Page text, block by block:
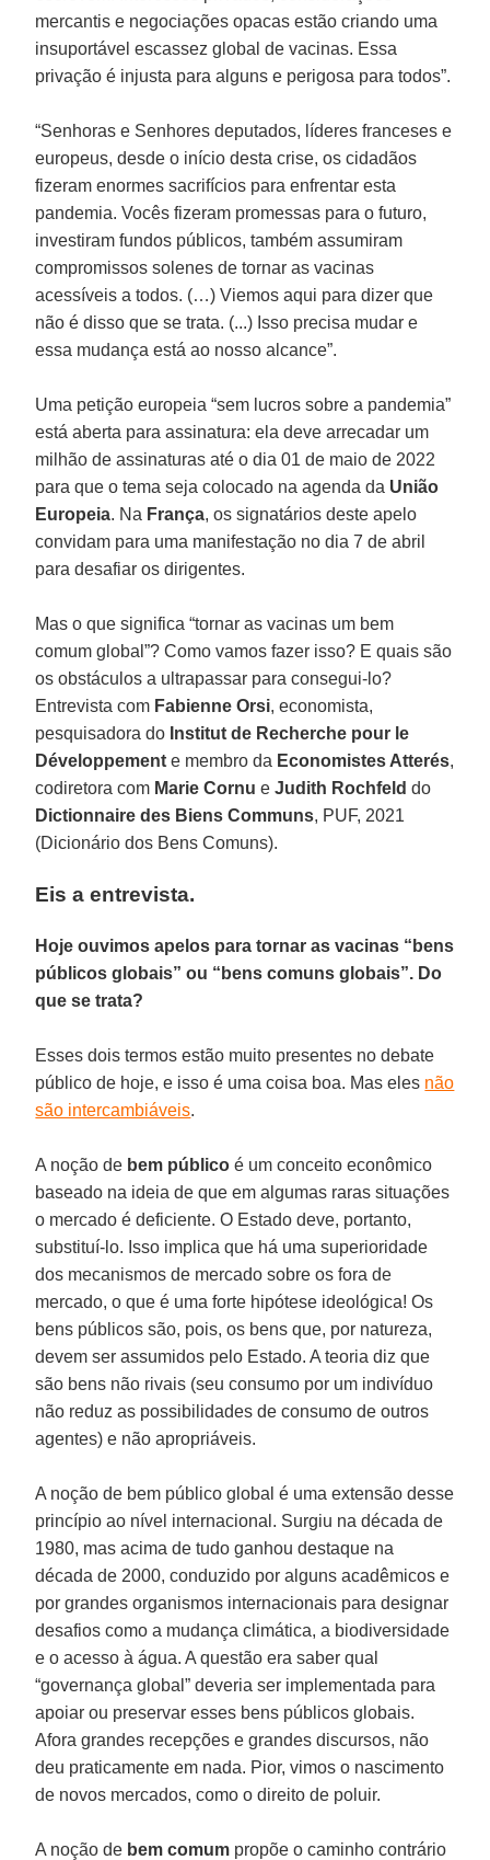
mercantis e negociações opacas estão criando uma
insuportável escassez global de vacinas. Essa
privação é injusta para alguns e perigosa para todos”.
“Senhoras e Senhores deputados, líderes franceses e
europeus, desde o início desta crise, os cidadãos
fizeram enormes sacrifícios para enfrentar esta
pandemia. Vocês fizeram promessas para o futuro,
investiram fundos públicos, também assumiram
compromissos solenes de tornar as vacinas
acessíveis a todos. (…) Viemos aqui para dizer que
não é disso que se trata. (...) Isso precisa mudar e
essa mudança está ao nosso alcance”.
Uma petição europeia “sem lucros sobre a pandemia”
está aberta para assinatura: ela deve arrecadar um
milhão de assinaturas até o dia 01 de maio de 2022
para que o tema seja colocado na agenda da União
Europeia. Na França, os signatários deste apelo
convidam para uma manifestação no dia 7 de abril
para desafiar os dirigentes.
Mas o que significa “tornar as vacinas um bem
comum global”? Como vamos fazer isso? E quais são
os obstáculos a ultrapassar para consegui-lo?
Entrevista com Fabienne Orsi, economista,
pesquisadora do Institut de Recherche pour le
Développement e membro da Economistes Atterés,
codiretora com Marie Cornu eJudith Rochfeld do
Dictionnaire des Biens Communs, PUF, 2021
(Dicionário dos Bens Comuns).
Eis a entrevista.
Hoje ouvimos apelos para tornar as vacinas “bens
públicos globais” ou “bens comuns globais”. Do
que se trata?
Esses dois termos estão muito presentes no debate
público de hoje, e isso é uma coisa boa. Mas eles não
são intercambiáveis.
A noção de bem público é um conceito econômico
baseado na ideia de que em algumas raras situações
o mercado é deficiente. O Estado deve, portanto,
substituí-lo. Isso implica que há uma superioridade
dos mecanismos de mercado sobre os fora de
mercado, o que é uma forte hipótese ideológica! Os
bens públicos são, pois, os bens que, por natureza,
devem ser assumidos pelo Estado. A teoria diz que
são bens não rivais (seu consumo por um indivíduo
não reduz as possibilidades de consumo de outros
agentes) e não apropriáveis.
A noção de bem público global é uma extensão desse
princípio ao nível internacional. Surgiu na década de
1980, mas acima de tudo ganhou destaque na
década de 2000, conduzido por alguns acadêmicos e
por grandes organismos internacionais para designar
desafios como a mudança climática, a biodiversidade
e o acesso à água. A questão era saber qual
“governança global” deveria ser implementada para
apoiar ou preservar esses bens públicos globais.
Afora grandes recepções e grandes discursos, não
deu praticamente em nada. Pior, vimos o nascimento
de novos mercados, como o direito de poluir.
A noção de bem comum propõe o caminho contrário